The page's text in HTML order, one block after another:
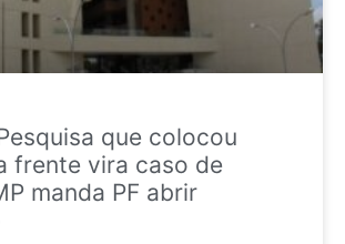
que colocou
frente vira caso de
manda PF abrir